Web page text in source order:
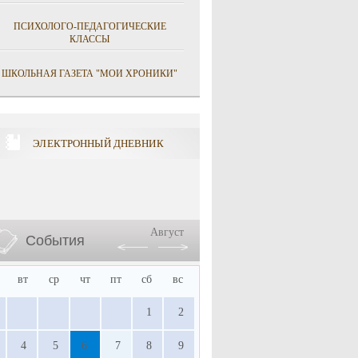
ПСИХОЛОГО-ПЕДАГОГИЧЕСКИЕ
КЛАССЫ
ШКОЛЬНАЯ ГАЗЕТА "МОИ ХРОНИКИ"
ЭЛЕКТРОННЫЙ ДНЕВНИК
События
Август
вт ср чт пт сб вс
1 2
4 5 6 7 8 9